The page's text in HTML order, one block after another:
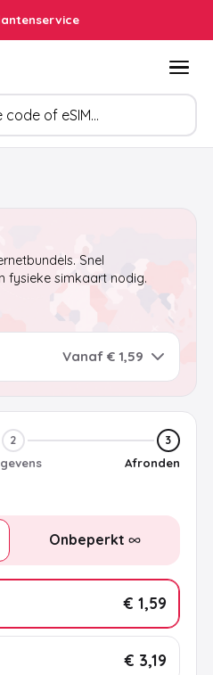
Snel
fysieke simkaart nodig.
Vanaf € 1,59
2 3
Afronden
Onbeperkt
€ 1,59
€ 3,19